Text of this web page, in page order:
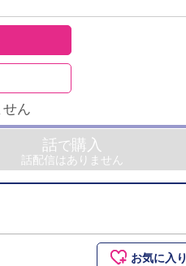
ん
話で購入
話配信はありません
お気に入り